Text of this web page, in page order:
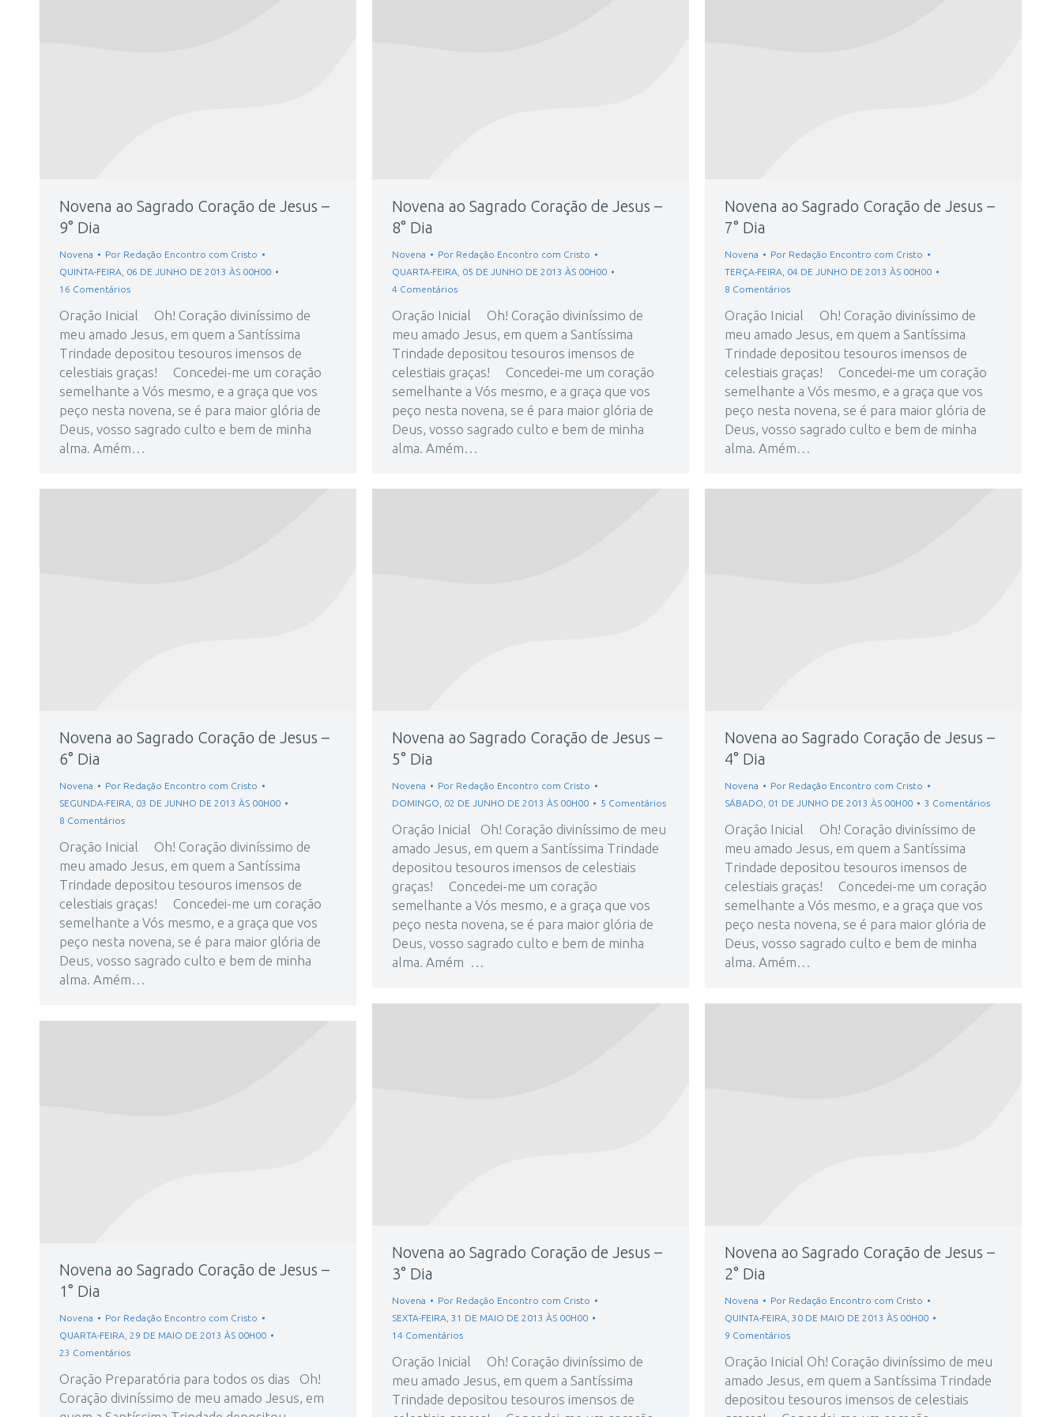
Novena ao Sagrado Coração de Jesus –
9° Dia
Novena Por Redação Encontro com Cristo
QUINTA-FEIRA, 06 DE JUNHO DE 2013 ÀS 00H00
16 Comentários
Oração Inicial Oh! Coração diviníssimo de
meu amado Jesus, em quem a Santíssima
Trindade depositou tesouros imensos de
celestiais graças! Concedei-me um coração
semelhante a Vós mesmo, e a graça que vos
peço nesta novena, se é para maior glória de
Deus, vosso sagrado culto e bem de minha
alma. Amém…
Novena ao Sagrado Coração de Jesus –
8° Dia
Novena Por Redação Encontro com Cristo
QUARTA-FEIRA, 05 DE JUNHO DE 2013 ÀS 00H00
4 Comentários
Oração Inicial Oh! Coração diviníssimo de
meu amado Jesus, em quem a Santíssima
Trindade depositou tesouros imensos de
celestiais graças! Concedei-me um coração
semelhante a Vós mesmo, e a graça que vos
peço nesta novena, se é para maior glória de
Deus, vosso sagrado culto e bem de minha
alma. Amém…
Novena ao Sagrado Coração de Jesus –
7° Dia
Novena Por Redação Encontro com Cristo
TERÇA-FEIRA, 04 DE JUNHO DE 2013 ÀS 00H00
8 Comentários
Oração Inicial Oh! Coração diviníssimo de
meu amado Jesus, em quem a Santíssima
Trindade depositou tesouros imensos de
celestiais graças! Concedei-me um coração
semelhante a Vós mesmo, e a graça que vos
peço nesta novena, se é para maior glória de
Deus, vosso sagrado culto e bem de minha
alma. Amém…
Novena ao Sagrado Coração de Jesus –
6° Dia
Novena Por Redação Encontro com Cristo
SEGUNDA-FEIRA, 03 DE JUNHO DE 2013 ÀS 00H00
8 Comentários
Oração Inicial Oh! Coração diviníssimo de
meu amado Jesus, em quem a Santíssima
Trindade depositou tesouros imensos de
celestiais graças! Concedei-me um coração
semelhante a Vós mesmo, e a graça que vos
peço nesta novena, se é para maior glória de
Deus, vosso sagrado culto e bem de minha
alma. Amém…
Novena ao Sagrado Coração de Jesus –
5° Dia
Novena Por Redação Encontro com Cristo
DOMINGO, 02 DE JUNHO DE 2013 ÀS 00H00
5 Comentários
Oração Inicial Oh! Coração diviníssimo de meu
amado Jesus, em quem a Santíssima Trindade
depositou tesouros imensos de celestiais
graças! Concedei-me um coração
semelhante a Vós mesmo, e a graça que vos
peço nesta novena, se é para maior glória de
Deus, vosso sagrado culto e bem de minha
alma. Amém …
Novena ao Sagrado Coração de Jesus –
4° Dia
Novena Por Redação Encontro com Cristo
SÁBADO, 01 DE JUNHO DE 2013 ÀS 00H00
3 Comentários
Oração Inicial Oh! Coração diviníssimo de
meu amado Jesus, em quem a Santíssima
Trindade depositou tesouros imensos de
celestiais graças! Concedei-me um coração
semelhante a Vós mesmo, e a graça que vos
peço nesta novena, se é para maior glória de
Deus, vosso sagrado culto e bem de minha
alma. Amém…
Novena ao Sagrado Coração de Jesus –
3° Dia
Novena Por Redação Encontro com Cristo
SEXTA-FEIRA, 31 DE MAIO DE 2013 ÀS 00H00
14 Comentários
Oração Inicial Oh! Coração diviníssimo de
meu amado Jesus, em quem a Santíssima
Trindade depositou tesouros imensos de
Novena ao Sagrado Coração de Jesus –
2° Dia
Novena Por Redação Encontro com Cristo
QUINTA-FEIRA, 30 DE MAIO DE 2013 ÀS 00H00
9 Comentários
Oração Inicial Oh! Coração diviníssimo de meu
amado Jesus, em quem a Santíssima Trindade
depositou tesouros imensos de celestiais
Novena ao Sagrado Coração de Jesus –
1° Dia
Novena Por Redação Encontro com Cristo
QUARTA-FEIRA, 29 DE MAIO DE 2013 ÀS 00H00
23 Comentários
Oração Preparatória para todos os dias Oh!
Coração diviníssimo de meu amado Jesus, em